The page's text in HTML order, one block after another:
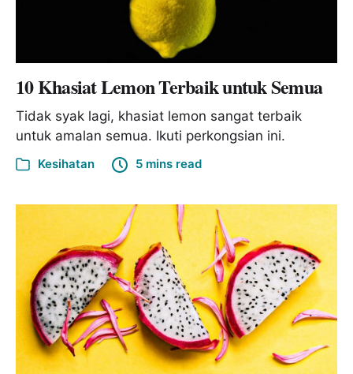
10 Khasiat Lemon Terbaik untuk Semua
Tidak syak lagi, khasiat lemon sangat terbaik
untuk amalan semua. Ikuti perkongsian ini.
Kesihatan 5 mins read